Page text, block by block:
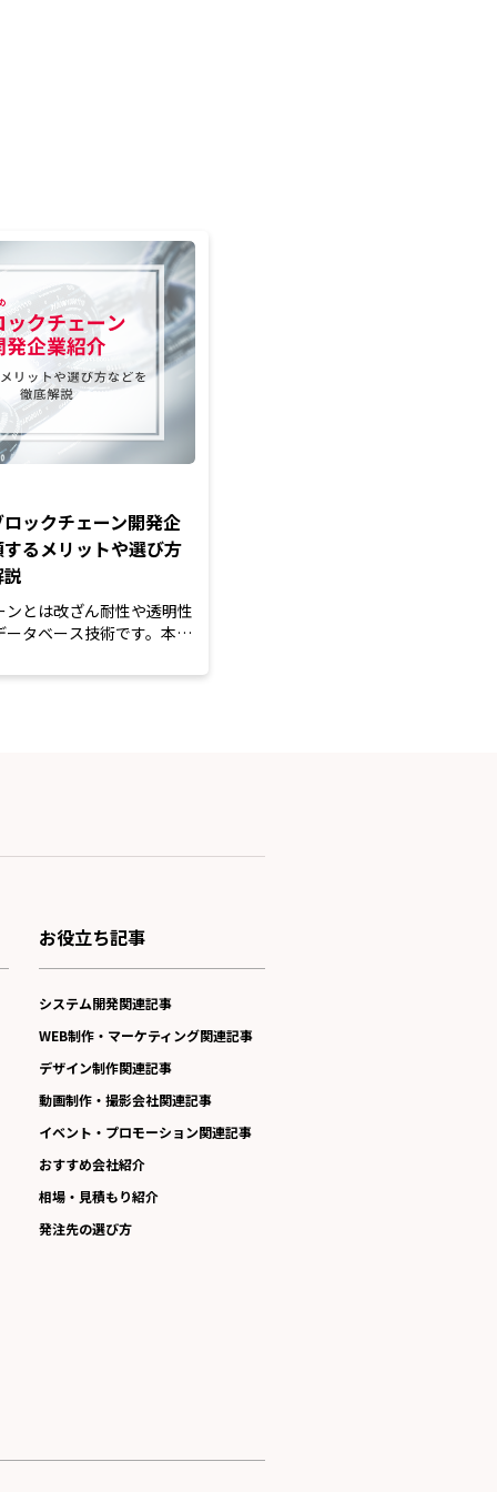
ックチェーン開発企
るメリットや選び方
ンとは改ざん耐性や透明性
ータベース技術です。本記
お役立ち記事
システム開発関連記事
WEB制作・マーケティング関連記事
デザイン制作関連記事
動画制作・撮影会社関連記事
イベント・プロモーション関連記事
おすすめ会社紹介
相場・見積もり紹介
発注先の選び方